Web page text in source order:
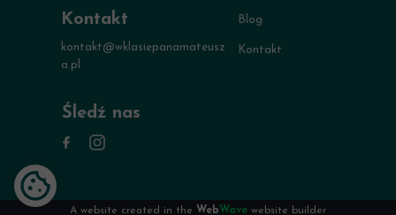
Kontakt
kontakt@wklasiepanamateusz
a.pl
Blog
Kontakt
Śledź nas
A website created in the WebWave website builder